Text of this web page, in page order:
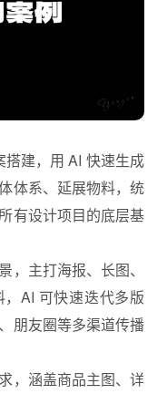
建，用 AI 快速生成
体系、延展物料，统
有设计项目的底层基
，主打海报、长图、
AI 可快速迭代多版
朋友圈等多渠道传播
，涵盖商品主图、详